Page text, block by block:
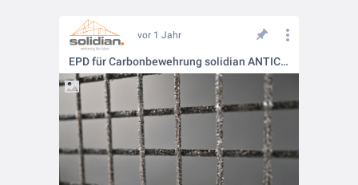
vor 1 Jahr
EPD für Carbonbewehrung solidian ANTICRACK